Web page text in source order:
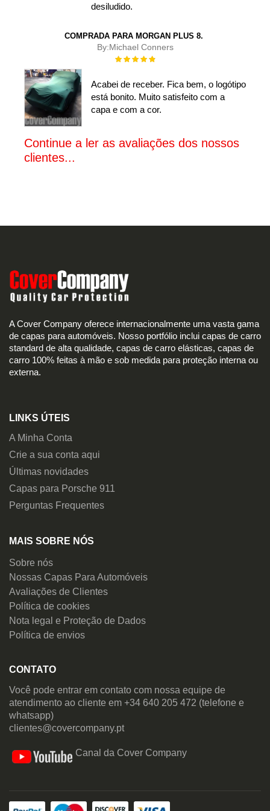
desiludido.
COMPRADA PARA MORGAN PLUS 8.
By:Michael Conners
Rating:
Acabei de receber. Fica bem, o logótipo
está bonito. Muito satisfeito com a
capa e com a cor.
Continue a ler as avaliações dos nossos
clientes...
A Cover Company oferece internacionalmente uma vasta gama
de capas para automóveis. Nosso portfólio inclui capas de carro
standard de alta qualidade, capas de carro elásticas, capas de
carro 100% feitas à mão e sob medida para proteção interna ou
externa.
LINKS ÚTEIS
A Minha Conta
Crie a sua conta aqui
Últimas novidades
Capas para Porsche 911
Perguntas Frequentes
MAIS SOBRE NÓS
Sobre nós
Nossas Capas Para Automóveis
Avaliações de Clientes
Política de cookies
Nota legal e Proteção de Dados
Política de envios
CONTATO
Você pode entrar em contato com nossa equipe de
atendimento ao cliente em +34 640 205 472 (telefone e
whatsapp)
clientes@covercompany.pt
Canal da Cover Company